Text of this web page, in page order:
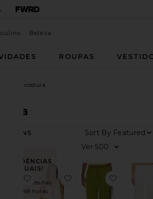
Beleza
ROUPAS
Sem costura
ITENS
Sort By
TENDÊNCIAS
ATUAIS!
Vendido 6 vezes nas
últimas 48 horas
favoritoSHORTS MINI ELLIS
favoritoWren Silk Top